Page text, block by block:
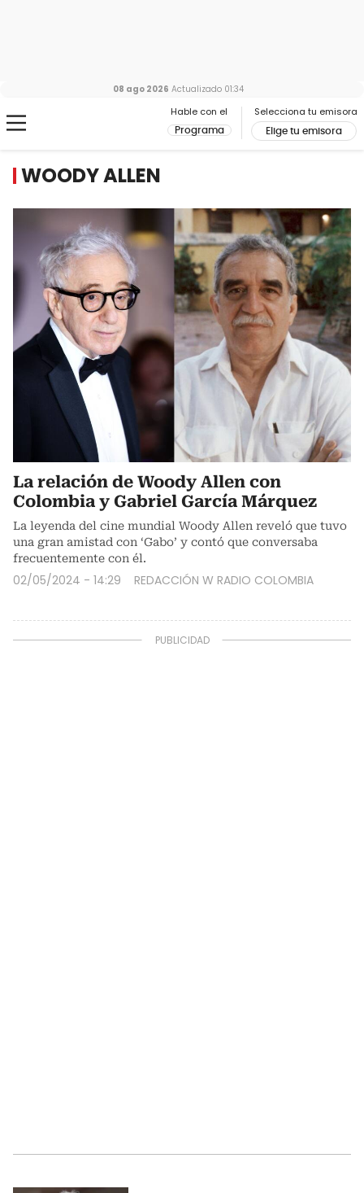
Hable con el
Programa
Selecciona tu emisora
Elige tu emisora
08 ago 2026 Actualizado 01:34
WOODY ALLEN
La relación de Woody Allen con
Colombia y Gabriel García Márquez
La leyenda del cine mundial Woody Allen reveló que tuvo
una gran amistad con ‘Gabo’ y contó que conversaba
frecuentemente con él.
02/05/2024 - 14:29 REDACCIÓN W RADIO COLOMBIA